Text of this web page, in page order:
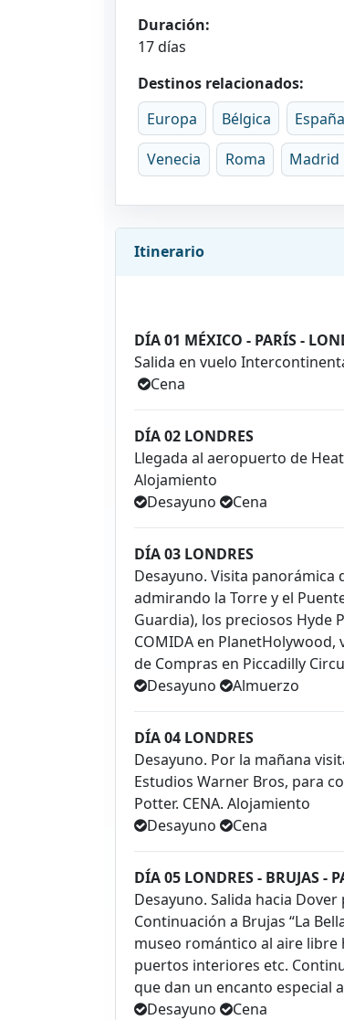
Duración:
17 días
Destinos relacionados:
Europa
Bélgica España
Venecia Roma Madrid
Itinerario
DÍA 01 MÉXICO - PARÍS -
Salida en vuelo
Cena
DÍA 02 LONDRES
Llegada al aeropuerto de
Alojamiento
Desayuno
Cena
DÍA 03 LONDRES
Desayuno. Visita panorámica
admirando la Torre y el
Guardia), los preciosos Hyde
COMIDA en PlanetHolywood,
de Compras en Piccadilly
Desayuno
Almuerzo
DÍA 04 LONDRES
Desayuno. Por la mañana
Estudios Warner Bros, para
Potter. CENA. Alojamiento
Desayuno
Cena
DÍA 05 LONDRES - BRUJAS -
Desayuno. Salida hacia
Continuación a Brujas “La
museo romántico al aire libre
puertos interiores etc.
que dan un encanto especial
Desayuno
Cena